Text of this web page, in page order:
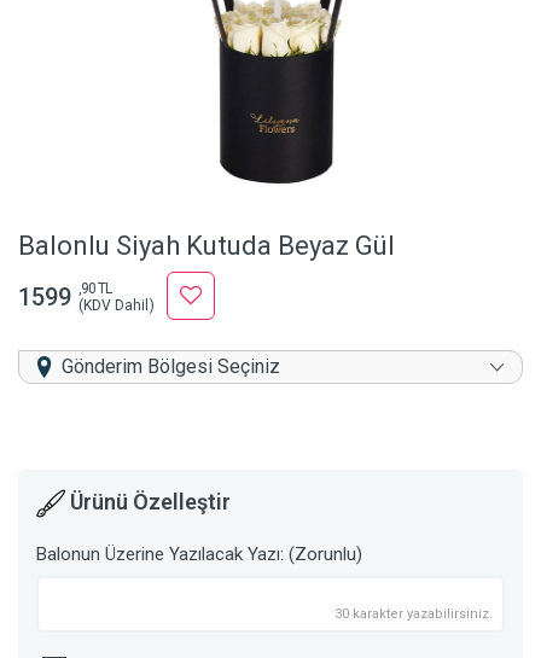
Balonlu Siyah Kutuda Beyaz Gül
1599 ,90 TL
(KDV Dahil)
Gönderim Bölgesi Seçiniz
Ürünü Özelleştir
Balonun Üzerine Yazılacak Yazı: (Zorunlu)
30 karakter yazabilirsiniz.